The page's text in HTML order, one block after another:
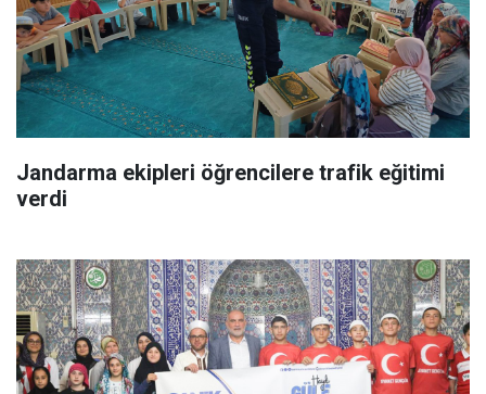
Jandarma ekipleri öğrencilere trafik eğitimi
verdi